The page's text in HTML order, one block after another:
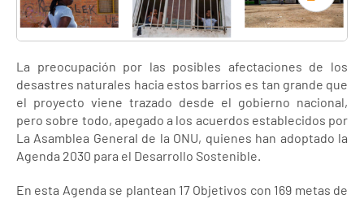
La preocupación por las posibles afectaciones de los
desastres naturales hacia estos barrios es tan grande que
el proyecto viene trazado desde el gobierno nacional,
pero sobre todo, apegado a los acuerdos establecidos por
La Asamblea General de la ONU, quienes han adoptado la
Agenda 2030 para el Desarrollo Sostenible.
En esta Agenda se plantean 17 Objetivos con 169 metas de